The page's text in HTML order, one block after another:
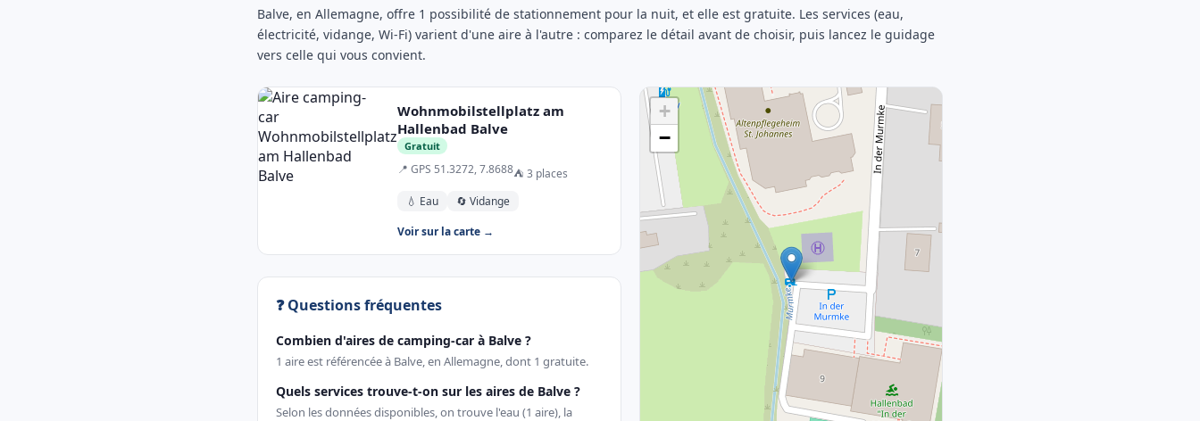
Balve, en Allemagne, offre 1 possibilité de stationnement pour la nuit, et elle est gratuite. Les services (eau,
électricité, vidange, Wi-Fi) varient d'une aire à l'autre : comparez le détail avant de choisir, puis lancez le guidage
vers celle qui vous convient.
Wohnmobilstellplatz am
Hallenbad Balve
Gratuit
📍 GPS 51.3272, 7.8688⛺ 3 places
💧 Eau
🔄 Vidange
Voir sur la carte →
❓ Questions fréquentes
Combien d'aires de camping-car à Balve ?
1 aire est référencée à Balve, en Allemagne, dont 1 gratuite.
Quels services trouve-t-on sur les aires de Balve ?
Selon les données disponibles, on trouve l'eau (1 aire), la
+
−